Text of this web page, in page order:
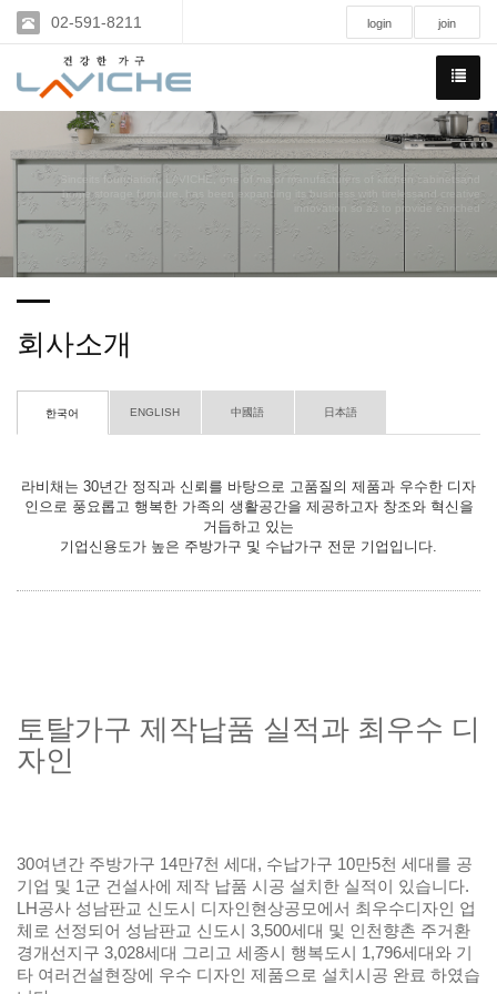
02-591-8211 login join
Sinceits foundation, LAVICHE, one of major manufacturers of kitchen cabinetsand
home storage furniture, has been expanding its business with tirelessand creative
innovation so as to provide enriched
회사소개
한국어 ENGLISH 中國語 日本語
라비채는 30년간 정직과 신뢰를 바탕으로 고품질의 제품과 우수한 디자
인으로 풍요롭고 행복한 가족의 생활공간을 제공하고자 창조와 혁신을
거듭하고 있는
기업신용도가 높은 주방가구 및 수납가구 전문 기업입니다.
토탈가구 제작납품 실적과 최우수 디
자인
30여년간 주방가구 14만7천 세대, 수납가구 10만5천 세대를 공
기업 및 1군 건설사에 제작 납품 시공 설치한 실적이 있습니다.
LH공사 성남판교 신도시 디자인현상공모에서 최우수디자인 업
체로 선정되어 성남판교 신도시 3,500세대 및 인천향촌 주거환
경개선지구 3,028세대 그리고 세종시 행복도시 1,796세대와 기
타 여러건설현장에 우수 디자인 제품으로 설치시공 완료 하였습